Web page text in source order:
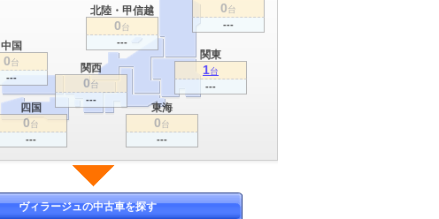
関東
1台
---
関西
0台
---
東海
0台
---
0台
---
北陸・甲信越
0台
---
中国
0台
---
四国
0台
---
ヴィラージュの中古車を探す